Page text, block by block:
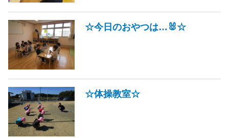
☆今日のおやつは…🐰☆
☆体操教室☆